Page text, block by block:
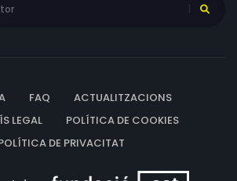
FAQ
ACTUALITZACIONS
LEGAL
POLÍTICA DE COOKIES
DE PRIVACITAT